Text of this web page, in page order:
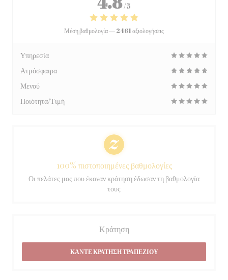
/5
Μέση βαθμολογία —2461 αξιολογήσεις
Υπηρεσία
Ατμόσφαιρα
Μενού
Ποιότητα/Τιμή
100% πιστοποιημένες βαθμολογίες
Οι πελάτες μας που έκαναν κράτηση έδωσαν τη βαθμολογία
τους
Κράτηση
ΚΆΝΤΕ ΚΡΆΤΗΣΗ ΤΡΑΠΕΖΙΟΎ